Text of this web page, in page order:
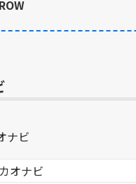
カオナビ